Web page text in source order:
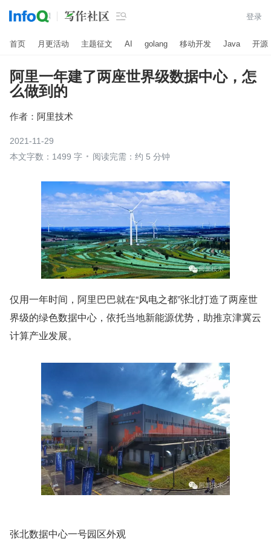
 登录
首页 月更活动 主题征文 AI golang 移动开发 Java 开源
阿里一年建了两座世界级数据中心，怎
么做到的
作者： 阿里技术
2021-11-29
本文字数：1499 字
阅读完需：约 5 分钟
仅用一年时间，阿里巴巴就在“风电之都”张北打造了两座世
界级的绿色数据中心，依托当地新能源优势，助推京津冀云
计算产业发展。
张北数据中心一号园区外观